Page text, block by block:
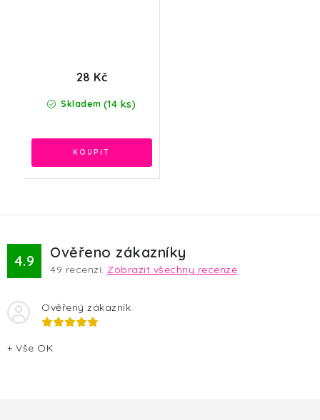
Skladem (14 ks)
28 Kč
4.9 Ověřeno zákazníky
49 recenzí. Zobrazit všechny recenze
Ověřený zákazník
+ Vše OK